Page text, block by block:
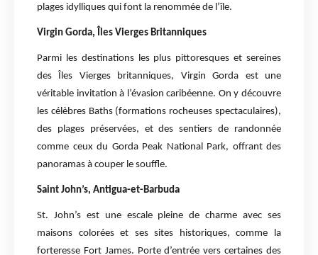
plages idylliques qui font la renommée de l’île.
Virgin Gorda, Îles Vierges Britanniques
Parmi les destinations les plus pittoresques et sereines
des Îles Vierges britanniques, Virgin Gorda est une
véritable invitation à l’évasion caribéenne. On y découvre
les célèbres Baths (formations rocheuses spectaculaires),
des plages préservées, et des sentiers de randonnée
comme ceux du Gorda Peak National Park, offrant des
panoramas à couper le souffle.
Saint John’s, Antigua-et-Barbuda
St. John’s est une escale pleine de charme avec ses
maisons colorées et ses sites historiques, comme la
forteresse Fort James. Porte d’entrée vers certaines des